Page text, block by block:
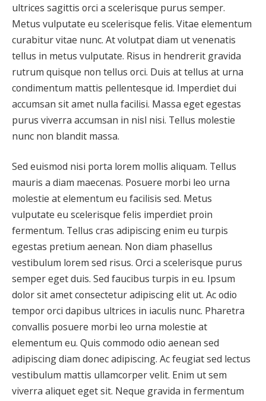
ultrices sagittis orci a scelerisque purus semper.
Metus vulputate eu scelerisque felis. Vitae elementum
curabitur vitae nunc. At volutpat diam ut venenatis
tellus in metus vulputate. Risus in hendrerit gravida
rutrum quisque non tellus orci. Duis at tellus at urna
condimentum mattis pellentesque id. Imperdiet dui
accumsan sit amet nulla facilisi. Massa eget egestas
purus viverra accumsan in nisl nisi. Tellus molestie
nunc non blandit massa.
Sed euismod nisi porta lorem mollis aliquam. Tellus
mauris a diam maecenas. Posuere morbi leo urna
molestie at elementum eu facilisis sed. Metus
vulputate eu scelerisque felis imperdiet proin
fermentum. Tellus cras adipiscing enim eu turpis
egestas pretium aenean. Non diam phasellus
vestibulum lorem sed risus. Orci a scelerisque purus
semper eget duis. Sed faucibus turpis in eu. Ipsum
dolor sit amet consectetur adipiscing elit ut. Ac odio
tempor orci dapibus ultrices in iaculis nunc. Pharetra
convallis posuere morbi leo urna molestie at
elementum eu. Quis commodo odio aenean sed
adipiscing diam donec adipiscing. Ac feugiat sed lectus
vestibulum mattis ullamcorper velit. Enim ut sem
viverra aliquet eget sit. Neque gravida in fermentum